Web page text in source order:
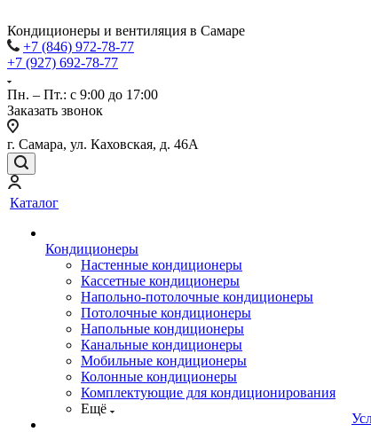
Кондиционеры и вентиляция в Самаре
+7 (846) 972-78-77
+7 (927) 692-78-77
Пн. – Пт.: с 9:00 до 17:00
Заказать звонок
г. Самара, ул. Каховская, д. 46А
Каталог
Кондиционеры
Настенные кондиционеры
Кассетные кондиционеры
Напольно-потолочные кондиционеры
Потолочные кондиционеры
Напольные кондиционеры
Канальные кондиционеры
Мобильные кондиционеры
Колонные кондиционеры
Комплектующие для кондиционирования
Ещё